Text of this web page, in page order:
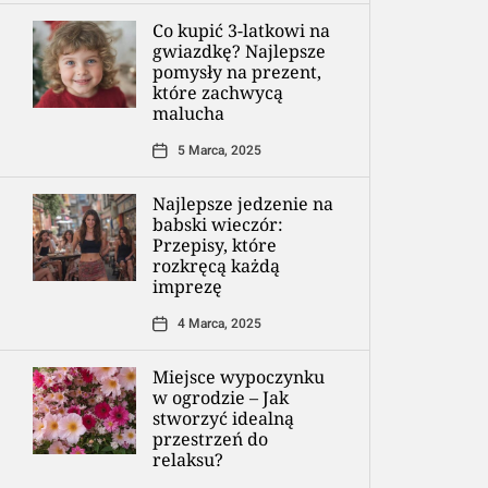
Co kupić 3-latkowi na
gwiazdkę? Najlepsze
pomysły na prezent,
które zachwycą
malucha
5 Marca, 2025
Najlepsze jedzenie na
babski wieczór:
Przepisy, które
rozkręcą każdą
imprezę
4 Marca, 2025
Miejsce wypoczynku
w ogrodzie – Jak
stworzyć idealną
przestrzeń do
relaksu?